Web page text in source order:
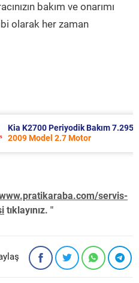
bakım ve onarımı
olarak her zaman
Bakım 7.295 TL
Motor
servis-
tıklayınız. "